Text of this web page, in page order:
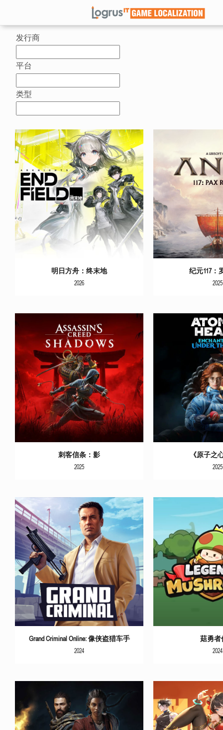
发行商
平台
类型
更多信息
明日方舟：终末地
2026
更多
纪元117：
2025
更多信息
刺客信条：影
2025
更多
《原子之
2025
更多信息
Grand Criminal Online: 像侠盗猎车手
2024
更多
菇勇者
2024